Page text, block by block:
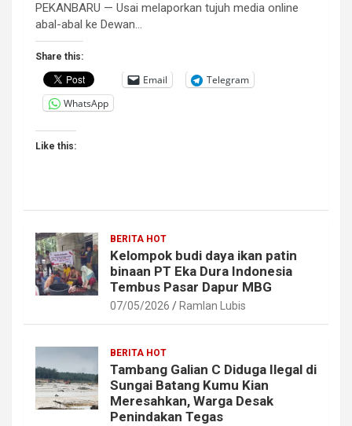
PEKANBARU — Usai melaporkan tujuh media online
abal-abal ke Dewan…
Share this:
Email
Telegram
WhatsApp
Like this:
BERITA HOT
Kelompok budi daya ikan patin
binaan PT Eka Dura Indonesia
Tembus Pasar Dapur MBG
07/05/2026 Ramlan Lubis
BERITA HOT
Tambang Galian C Diduga Ilegal di
Sungai Batang Kumu Kian
Meresahkan, Warga Desak
Penindakan Tegas